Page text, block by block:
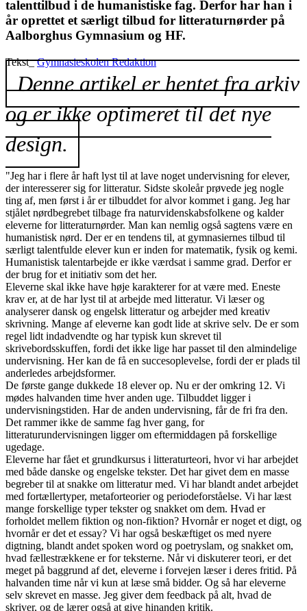
talenttilbud i de humanistiske fag. Derfor har han i
år oprettet et særligt tilbud for litteraturnørder på
Aalborghus Gymnasium og HF.
Tekst_Gymnasieskolen Redaktion
Denne artikel er hentet fra arkiv
og er ikke optimeret til det nye
design.
"Jeg har i flere år haft lyst til at lave noget undervisning for elever,
der interesserer sig for litteratur. Sidste skoleår prøvede jeg nogle
ting af, men først i år er tilbuddet for alvor kommet i gang. Jeg har
stjålet nørdbegrebet tilbage fra naturvidenskabsfolkene og kalder
eleverne for litteraturnørder. Man kan nemlig også sagtens være en
humanistisk nørd. Der er en tendens til, at gymnasiernes tilbud til
særligt talentfulde elever kun er inden for matematik, fysik og kemi.
Humanistisk talentarbejde er ikke værdsat i samme grad. Derfor er
der brug for et initiativ som det her.
Eleverne skal ikke have høje karakterer for at være med. Eneste
krav er, at de har lyst til at arbejde med litteratur. Vi læser og
analyserer dansk og engelsk litteratur og arbejder med kreativ
skrivning. Mange af eleverne kan godt lide at skrive selv. De er som
regel lidt indadvendte og har typisk kun skrevet til
skrivebordsskuffen, fordi det ikke lige har passet til den almindelige
undervisning. Her kan de få en succesoplevelse, fordi der er plads til
anderledes arbejdsformer.
De første gange dukkede 18 elever op. Nu er der omkring 12. Vi
mødes halvanden time hver anden uge. Tilbuddet ligger i
undervisningstiden. Har de anden undervisning, får de fri fra den.
Det rammer ikke de samme fag hver gang, for
litteraturundervisningen ligger om eftermiddagen på forskellige
ugedage.
Eleverne har fået et grundkursus i litteraturteori, hvor vi har arbejdet
med både danske og engelske tekster. Det har givet dem en masse
begreber til at snakke om litteratur med. Vi har blandt andet arbejdet
med fortællertyper, metaforteorier og periodeforståelse. Vi har læst
mange forskellige typer tekster og snakket om dem. Hvad er
forholdet mellem fiktion og non-fiktion? Hvornår er noget et digt, og
hvornår er det et essay? Vi har også beskæftiget os med nyere
digtning, blandt andet spoken word og poetryslam, og snakket om,
hvad fællestrækkene er for teksterne. Når vi diskuterer teori, er det
meget på baggrund af det, eleverne i forvejen læser i deres fritid. På
halvanden time når vi kun at læse små bidder. Og så har eleverne
selv skrevet en masse. Jeg giver dem feedback på alt, hvad de
skriver, og de lærer også at give hinanden kritik.